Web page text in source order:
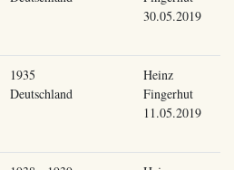
30.05.2019
1935
Deutschland
Heinz
Fingerhut
11.05.2019